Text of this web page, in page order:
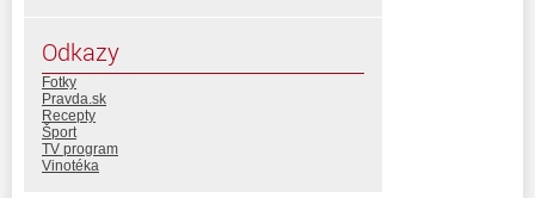
Odkazy
Fotky
Pravda.sk
Recepty
Šport
TV program
Vinotéka